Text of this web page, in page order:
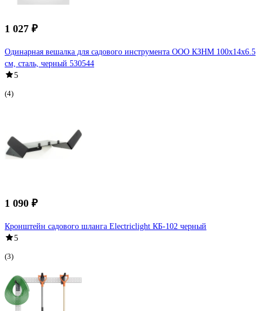
1 027 ₽
Одинарная вешалка для садового инструмента ООО КЗНМ 100x14x6.5
см, сталь, черный 530544
5
(4)
1 090 ₽
Кронштейн садового шланга Electriclight КБ-102 черный
5
(3)